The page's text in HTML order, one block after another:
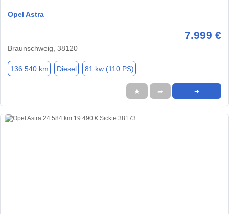
Opel Astra
7.999 €
Braunschweig, 38120
136.540 km Diesel 81 kw (110 PS)
★ ➦ ➜